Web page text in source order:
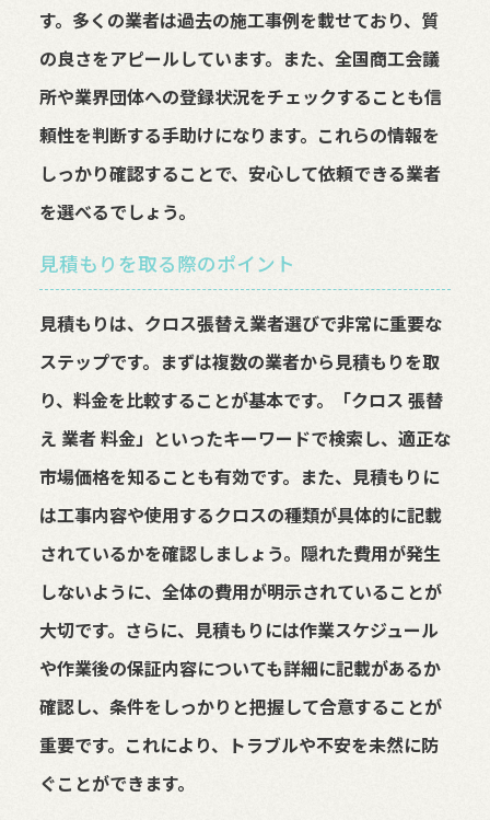
す。多くの業者は過去の施工事例を載せており、質
の良さをアピールしています。また、全国商工会議
所や業界団体への登録状況をチェックすることも信
頼性を判断する手助けになります。これらの情報を
しっかり確認することで、安心して依頼できる業者
を選べるでしょう。
見積もりを取る際のポイント
見積もりは、クロス張替え業者選びで非常に重要な
ステップです。まずは複数の業者から見積もりを取
り、料金を比較することが基本です。「クロス 張替
え 業者 料金」といったキーワードで検索し、適正な
市場価格を知ることも有効です。また、見積もりに
は工事内容や使用するクロスの種類が具体的に記載
されているかを確認しましょう。隠れた費用が発生
しないように、全体の費用が明示されていることが
大切です。さらに、見積もりには作業スケジュール
や作業後の保証内容についても詳細に記載があるか
確認し、条件をしっかりと把握して合意することが
重要です。これにより、トラブルや不安を未然に防
ぐことができます。